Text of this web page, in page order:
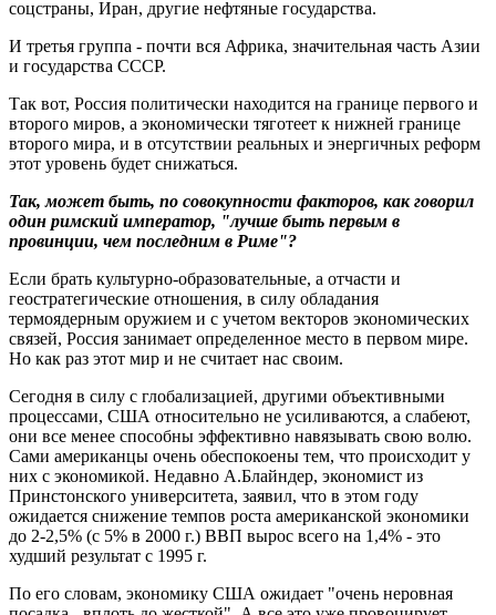
соцстраны, Иран, другие нефтяные государства.
И третья группа - почти вся Африка, значительная часть Азии
и государства СССР.
Так вот, Россия политически находится на границе первого и
второго миров, а экономически тяготеет к нижней границе
второго мира, и в отсутствии реальных и энергичных реформ
этот уровень будет снижаться.
Так, может быть, по совокупности факторов, как говорил
один римский император, "лучше быть первым в
провинции, чем последним в Риме"?
Если брать культурно-образовательные, а отчасти и
геостратегические отношения, в силу обладания
термоядерным оружием и с учетом векторов экономических
связей, Россия занимает определенное место в первом мире.
Но как раз этот мир и не считает нас своим.
Сегодня в силу с глобализацией, другими объективными
процессами, США относительно не усиливаются, а слабеют,
они все менее способны эффективно навязывать свою волю.
Сами американцы очень обеспокоены тем, что происходит у
них с экономикой. Недавно А.Блайндер, экономист из
Принстонского университета, заявил, что в этом году
ожидается снижение темпов роста американской экономики
до 2-2,5% (с 5% в 2000 г.) ВВП вырос всего на 1,4% - это
худший результат с 1995 г.
По его словам, экономику США ожидает "очень неровная